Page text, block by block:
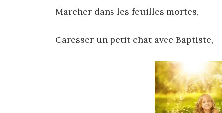
Marcher dans les feuilles mortes,
Caresser un petit chat avec Baptiste,